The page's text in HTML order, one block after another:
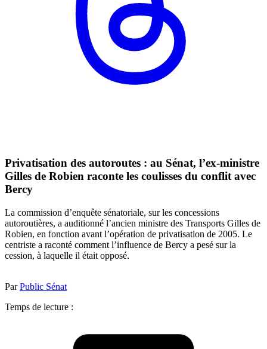
Privatisation des autoroutes : au Sénat, l’ex-ministre
Gilles de Robien raconte les coulisses du conflit avec
Bercy
La commission d’enquête sénatoriale, sur les concessions
autoroutières, a auditionné l’ancien ministre des Transports Gilles de
Robien, en fonction avant l’opération de privatisation de 2005. Le
centriste a raconté comment l’influence de Bercy a pesé sur la
cession, à laquelle il était opposé.
ParPublic Sénat
Temps de lecture :